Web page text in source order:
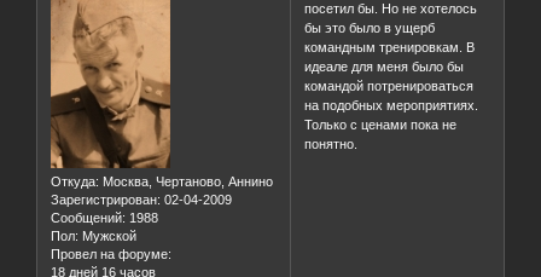
Откуда: Москва, Чертаново, Аннино
Зарегистрирован: 02-04-2009
Сообщений: 1988
Пол: Мужской
Провел на форуме:
18 дней 16 часов
посетил бы. Но не хотелось
бы это было в ущерб
командным тренировкам. В
идеале для меня было бы
командой потренироваться
на подобных мероприятиях.
Только с ценами пока не
понятно.